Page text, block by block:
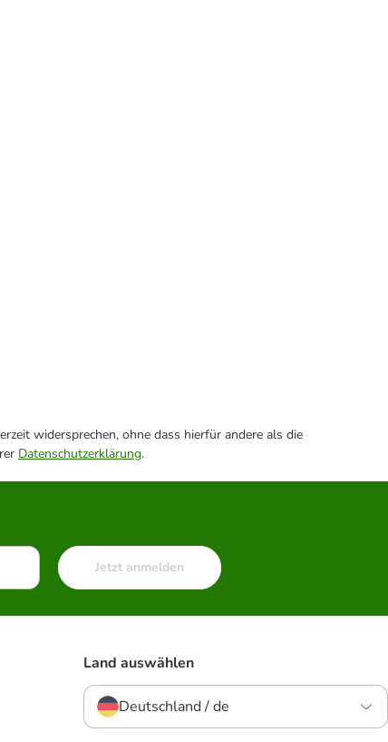
widersprechen, ohne dass hierfür andere als die
Datenschutzerklärung.
Jetzt anmelden
Land auswählen
Deutschland / de